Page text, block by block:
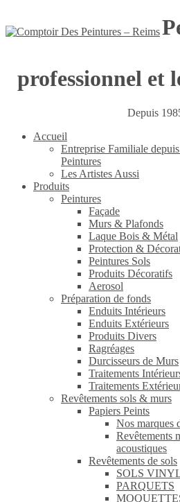
professionnel et
Depuis
Accueil
Entreprise Familiale
Peintures
Les Artistes Aussi
Produits
Peintures
Façade
Murs & Plafonds
Laque Bois & Métal
Protection &
Peintures Sols
Produits Décoratifs
Aerosol
Préparation de fonds
Enduits Intérieurs
Enduits Extérieurs
Produits Divers
Ragréages
Durcisseurs de Murs
Traitements
Traitements
Revêtements sols & murs
Papiers Peints
Nos marques
Revêtements
acoustiques
Revêtements de sols
SOLS
PARQUETS